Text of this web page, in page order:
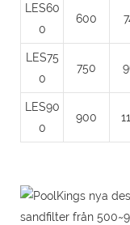
LES60
0
600
LES75
0
750
LES90
0
900